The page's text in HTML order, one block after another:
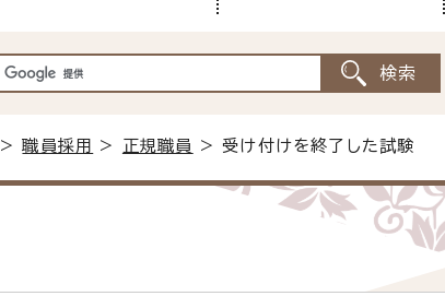
>職員採用 > 正規職員 > 受け付けを終了した試験